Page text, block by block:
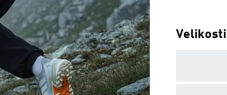
Velikosti